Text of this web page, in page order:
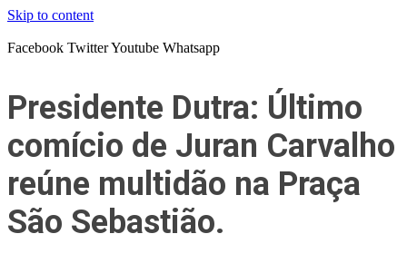
Skip to content
Facebook TwitterYoutube Whatsapp
Presidente Dutra: Último
comício de Juran Carvalho
reúne multidão na Praça
São Sebastião.